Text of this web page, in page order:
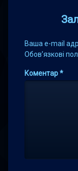
Ваша e-mail
Обов’язкові
Коментар*